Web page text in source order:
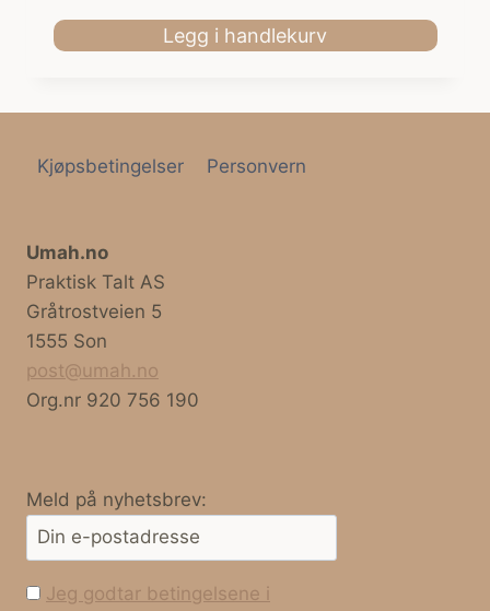
Legg i handlekurv
Kjøpsbetingelser Personvern
Umah.no
Praktisk Talt AS
Gråtrostveien 5
1555 Son
post@umah.no
Org.nr 920 756 190
Meld på nyhetsbrev:
Jeg godtar betingelsene i